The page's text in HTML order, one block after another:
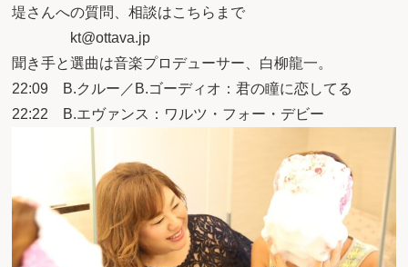
堤さんへの質問、相談はこちらまで
kt@ottava.jp
聞き手と選曲は音楽プロデューサー、白柳龍一。
22:09 B.クルー／B.ゴーディオ：君の瞳に恋してる
22:22 B.エヴァンス：ワルツ・フォー・デビー